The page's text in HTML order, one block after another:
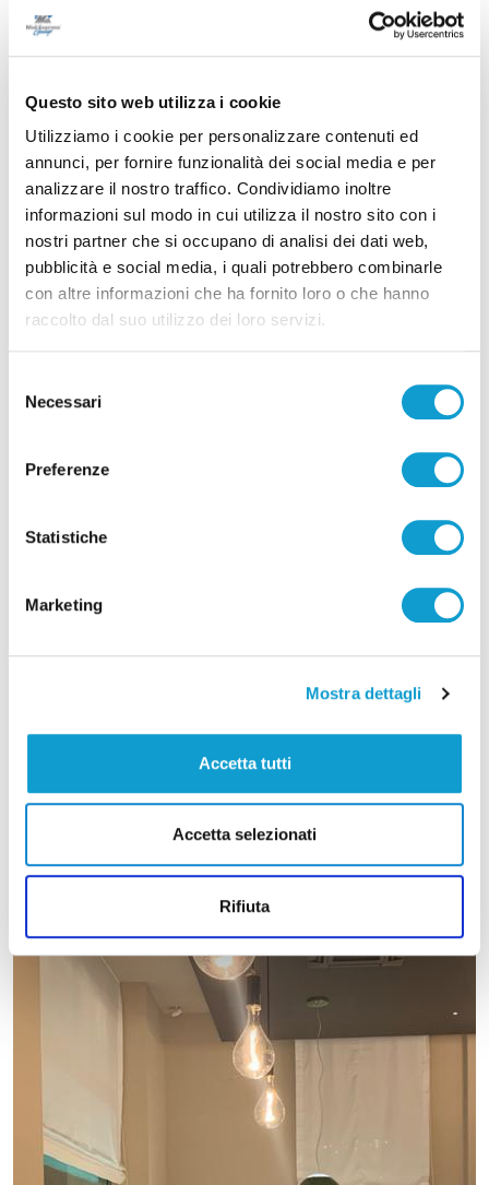
Questo sito web utilizza i cookie
Utilizziamo i cookie per personalizzare contenuti ed
annunci, per fornire funzionalità dei social media e per
analizzare il nostro traffico. Condividiamo inoltre
informazioni sul modo in cui utilizza il nostro sito con i
nostri partner che si occupano di analisi dei dati web,
pubblicità e social media, i quali potrebbero combinarle
con altre informazioni che ha fornito loro o che hanno
raccolto dal suo utilizzo dei loro servizi.
delNecessari
Preferenze
Statistiche
Marketing
Mostra dettagli
Accetta tutti
Accetta selezionati
Rifiuta